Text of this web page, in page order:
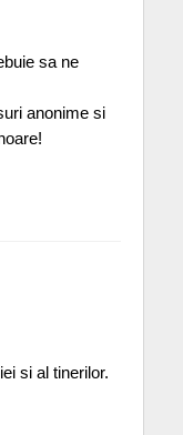
sa ne
anonime si
si al tinerilor.